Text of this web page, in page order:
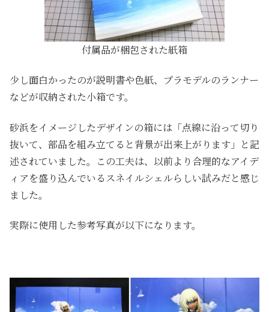
付属品が梱包された紙箱
少し面白かったのが説明書や色紙、プラモデルのランナー
などが収納された小箱です。
砂浜をイメージしたデザインの箱には「点線に沿って切り
抜いて、部品を組み立てると背景が出来上がります」と記
述されていました。この工夫は、以前より合理的なアイデ
ィアを盛り込んでいるスネイルシェルらしい試みだと感じ
ました。
実際に使用した参考写真が以下になります。